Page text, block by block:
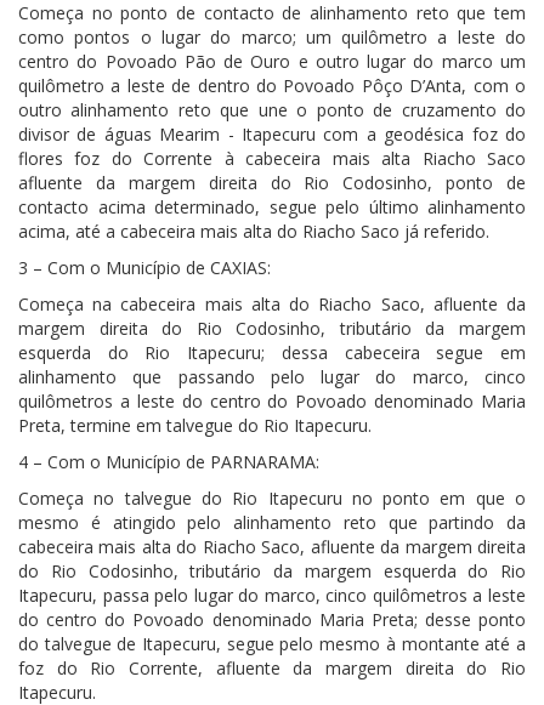
Começa no ponto de contacto de alinhamento reto que tem
como pontos o lugar do marco; um quilômetro a leste do
centro do Povoado Pão de Ouro e outro lugar do marco um
quilômetro a leste de dentro do Povoado Pôço D’Anta, com o
outro alinhamento reto que une o ponto de cruzamento do
divisor de águas Mearim - Itapecuru com a geodésica foz do
flores foz do Corrente à cabeceira mais alta Riacho Saco
afluente da margem direita do Rio Codosinho, ponto de
contacto acima determinado, segue pelo último alinhamento
acima, até a cabeceira mais alta do Riacho Saco já referido.
3 – Com o Município de CAXIAS:
Começa na cabeceira mais alta do Riacho Saco, afluente da
margem direita do Rio Codosinho, tributário da margem
esquerda do Rio Itapecuru; dessa cabeceira segue em
alinhamento que passando pelo lugar do marco, cinco
quilômetros a leste do centro do Povoado denominado Maria
Preta, termine em talvegue do Rio Itapecuru.
4 – Com o Município de PARNARAMA:
Começa no talvegue do Rio Itapecuru no ponto em que o
mesmo é atingido pelo alinhamento reto que partindo da
cabeceira mais alta do Riacho Saco, afluente da margem direita
do Rio Codosinho, tributário da margem esquerda do Rio
Itapecuru, passa pelo lugar do marco, cinco quilômetros a leste
do centro do Povoado denominado Maria Preta; desse ponto
do talvegue de Itapecuru, segue pelo mesmo à montante até a
foz do Rio Corrente, afluente da margem direita do Rio
Itapecuru.